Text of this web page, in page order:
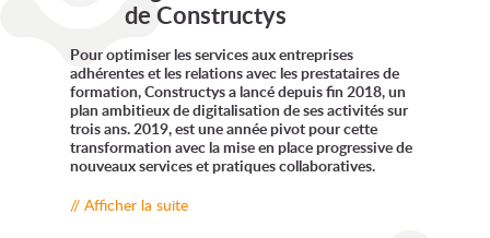
de Constructys
Pour optimiser les services aux entreprises
adhérentes et les relations avec les prestataires de
formation, Constructys a lancé depuis fin 2018, un
plan ambitieux de digitalisation de ses activités sur
trois ans. 2019, est une année pivot pour cette
transformation avec la mise en place progressive de
nouveaux services et pratiques collaboratives.
// Afficher la suite